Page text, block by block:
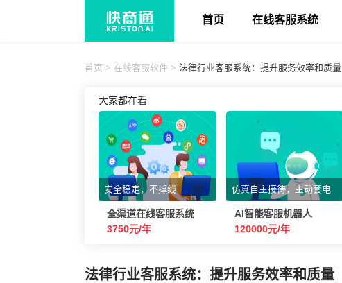
首页 在线客服系统
首页 > 在线客服软件 > 法律行业客服系统：提升服务效率和质量
大家都在看
安全稳定，不掉线
全渠道在线客服系统
3750元/年
仿真自主接待，主动套电
AI智能客服机器人
120000元/年
法律行业客服系统：提升服务效率和质量